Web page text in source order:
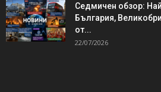
Седмичен обзор:
България,
от...
22/07/2026